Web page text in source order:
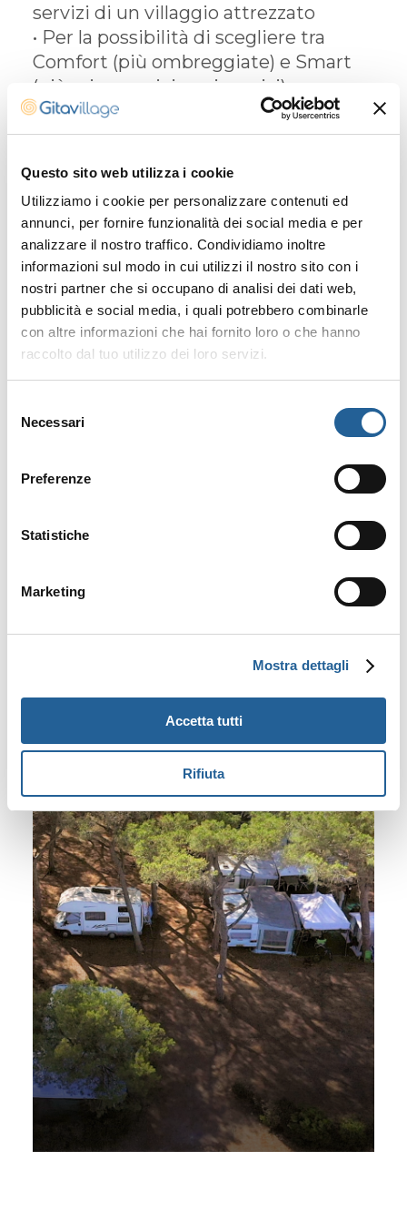
Questo sito web utilizza i cookie
Utilizziamo i cookie per personalizzare contenuti ed
annunci, per fornire funzionalità dei social media e per
analizzare il nostro traffico. Condividiamo inoltre
informazioni sul modo in cui utilizzi il nostro sito con i
nostri partner che si occupano di analisi dei dati web,
pubblicità e social media, i quali potrebbero combinarle
con altre informazioni che hai fornito loro o che hanno
raccolto dal tuo utilizzo dei loro servizi.
delNecessari
Preferenze
Statistiche
Marketing
Mostra dettagli
Accetta tutti
Rifiuta
servizi di un villaggio attrezzato
• Per la possibilità di scegliere tra
Comfort (più ombreggiate) e Smart
(più ariose e vicine ai servizi)
•Per vivere una vacanza autentica, a
pochi passi dal mare